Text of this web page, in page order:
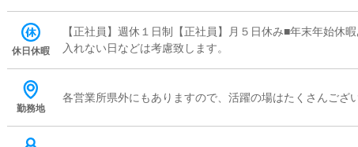
休日休暇
【正社員】週休１日制【正社員】月５日休み■年末年始休
入れない日などは考慮致します。
勤務地
各営業所県外にもありますので、活躍の場はたくさんござ